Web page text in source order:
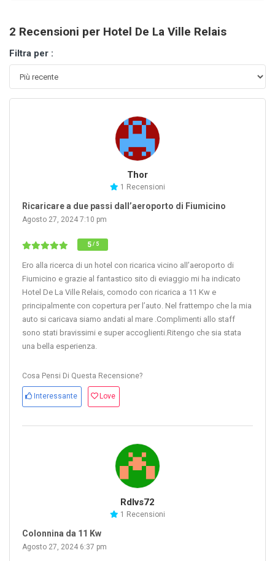
2 Recensioni per Hotel De La Ville Relais
Filtra per :
Thor
1 Recensioni
Ricaricare a due passi dall’aeroporto di Fiumicino
Agosto 27, 2024 7:10 pm
5 / 5
Ero alla ricerca di un hotel con ricarica vicino all’aeroporto di
Fiumicino e grazie al fantastico sito di eviaggio mi ha indicato
Hotel De La Ville Relais, comodo con ricarica a 11 Kw e
principalmente con copertura per l’auto. Nel frattempo che la mia
auto si caricava siamo andati al mare .Complimenti allo staff
sono stati bravissimi e super accoglienti.Ritengo che sia stata
una bella esperienza.
Cosa Pensi Di Questa Recensione?
Interessante Love
Rdlvs72
1 Recensioni
Colonnina da 11 Kw
Agosto 27, 2024 6:37 pm